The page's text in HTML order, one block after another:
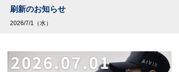
刷新のお知らせ
2026/7/1（水）